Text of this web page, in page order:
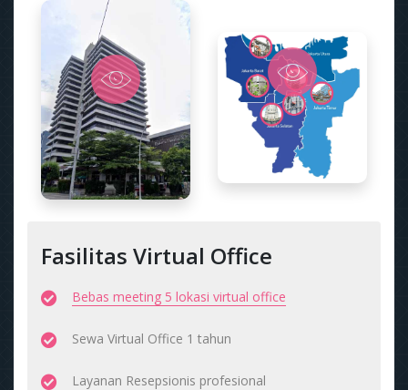
Fasilitas Virtual Office
Bebas meeting 5 lokasi virtual office
Sewa Virtual Office 1 tahun
Layanan Resepsionis profesional